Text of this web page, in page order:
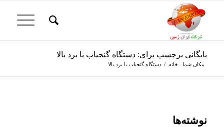
بایگانی برچسب برای: دستگاه گنجیاب با برد بالا
مکان شما: خانه / دستگاه گنجیاب با برد بالا
نوشته‌ها